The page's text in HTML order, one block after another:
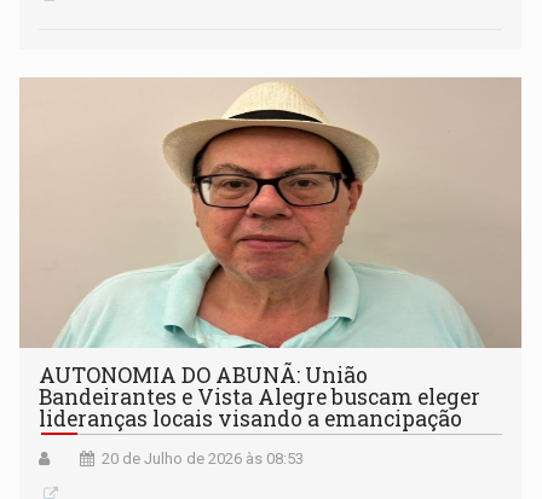
AUTONOMIA DO ABUNÃ: União
Bandeirantes e Vista Alegre buscam eleger
lideranças locais visando a emancipação
20 de Julho de 2026 às 08:53